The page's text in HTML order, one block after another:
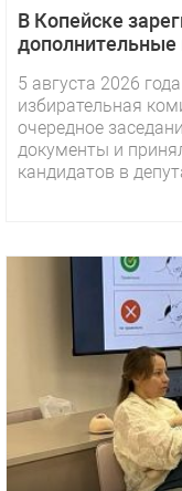
В Копейске
5 августа 2026
избирательная
очередное
документы и
кандидатов в